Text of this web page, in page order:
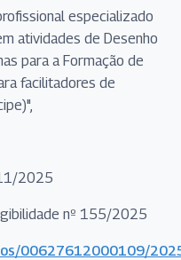
especializado
atividades de Desenho
para a Formação de
facilitadores de
2025
nº 155/2025
00627612000109/